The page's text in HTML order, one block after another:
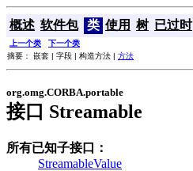
概述 软件包 类 使用 树 已过时
上一个类 下一个类
摘要： 嵌套 | 字段 | 构造方法 | 方法
org.omg.CORBA.portable
接口 Streamable
所有已知子接口：
StreamableValue